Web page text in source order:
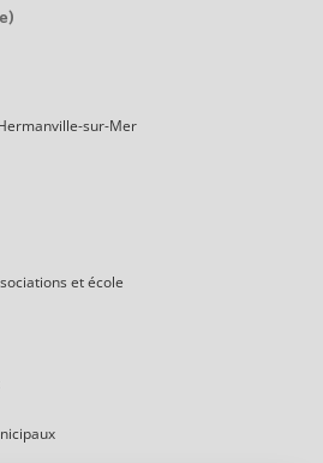
sur-Mer
et école